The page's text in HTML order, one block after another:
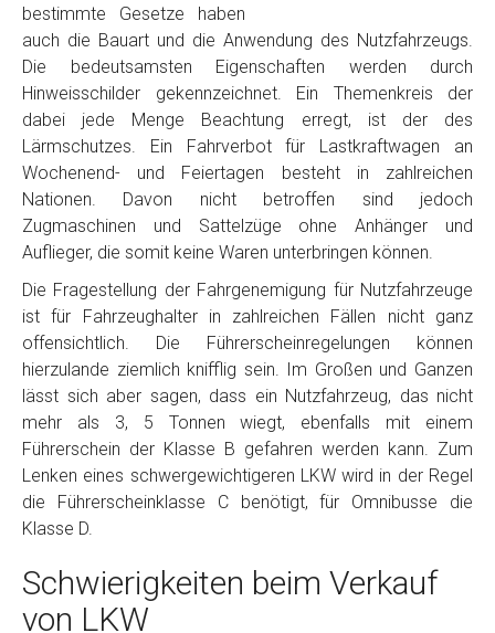
bestimmte Gesetze haben
auch die Bauart und die Anwendung des Nutzfahrzeugs.
Die bedeutsamsten Eigenschaften werden durch
Hinweisschilder gekennzeichnet. Ein Themenkreis der
dabei jede Menge Beachtung erregt, ist der des
Lärmschutzes. Ein Fahrverbot für Lastkraftwagen an
Wochenend- und Feiertagen besteht in zahlreichen
Nationen. Davon nicht betroffen sind jedoch
Zugmaschinen und Sattelzüge ohne Anhänger und
Auflieger, die somit keine Waren unterbringen können.
Die Fragestellung der Fahrgenemigung für Nutzfahrzeuge
ist für Fahrzeughalter in zahlreichen Fällen nicht ganz
offensichtlich. Die Führerscheinregelungen können
hierzulande ziemlich knifflig sein. Im Großen und Ganzen
lässt sich aber sagen, dass ein Nutzfahrzeug, das nicht
mehr als 3, 5 Tonnen wiegt, ebenfalls mit einem
Führerschein der Klasse B gefahren werden kann. Zum
Lenken eines schwergewichtigeren LKW wird in der Regel
die Führerscheinklasse C benötigt, für Omnibusse die
Klasse D.
Schwierigkeiten beim Verkauf
von LKW